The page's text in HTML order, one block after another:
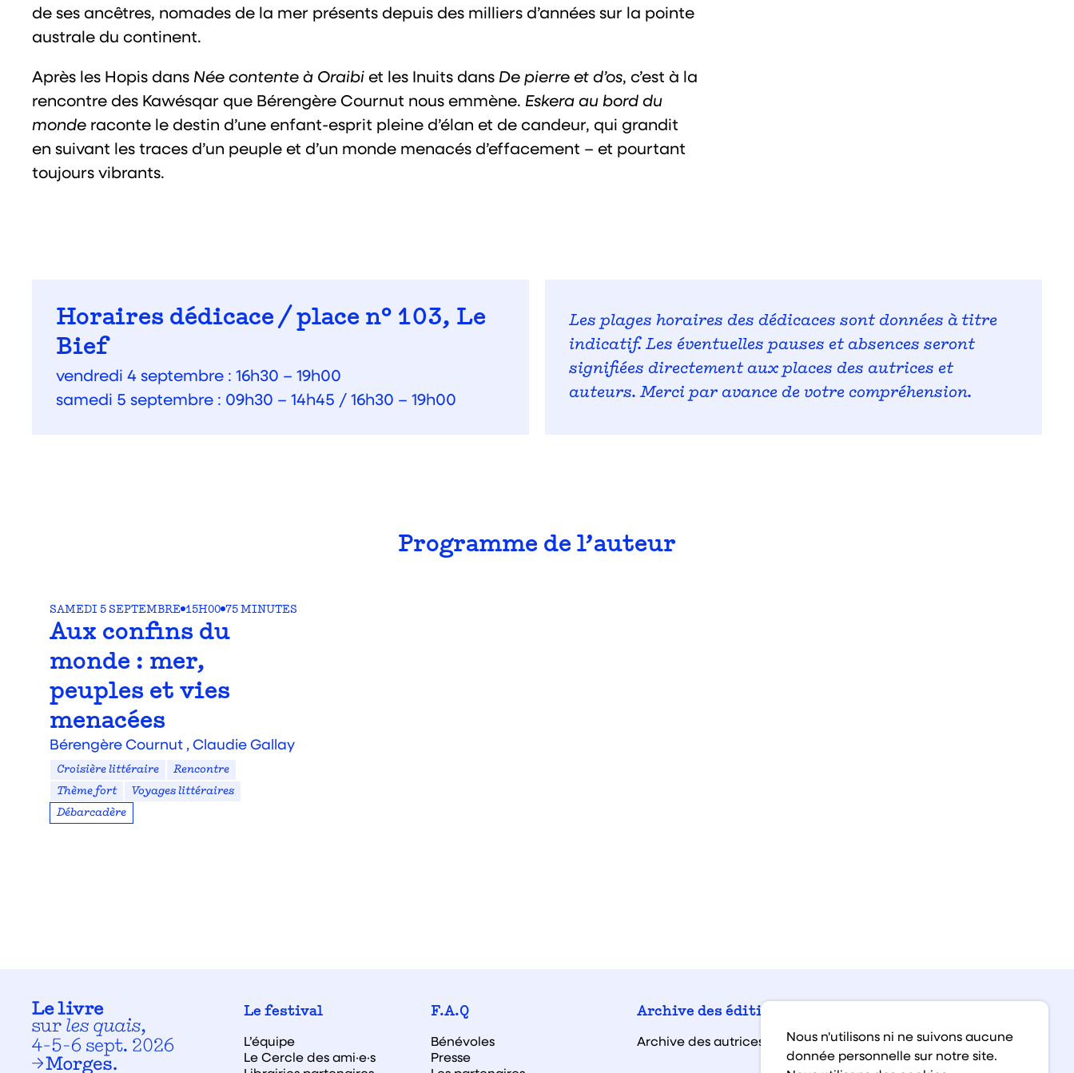
de ses ancêtres, nomades de la mer présents depuis des milliers d’années sur la pointe
australe du continent.
Après les Hopis dans Née contente à Oraibiet les Inuits dans De pierre et d’os, c’est à la
rencontre des Kawésqar que Bérengère Cournut nous emmène. Eskera au bord du
monde raconte le destin d’une enfant-esprit pleine d’élan et de candeur, qui grandit
en suivant les traces d’un peuple et d’un monde menacés d’effacement – et pourtant
toujours vibrants.
Horaires dédicace / place n° 103, Le
Bief
vendredi 4 septembre : 16h30 – 19h00
samedi 5 septembre : 09h30 – 14h45 / 16h30 – 19h00
Les plages horaires des dédicaces sont données à titre
indicatif. Les éventuelles pauses et absences seront
signifiées directement aux places des autrices et
auteurs. Merci par avance de votre compréhension.
Programme de l’auteur
SAMEDI 5 SEPTEMBRE 15H00 75 MINUTES
Aux confins du
monde : mer,
peuples et vies
menacées
Bérengère Cournut ,Claudie Gallay
Croisière littéraire
Rencontre
Thème fort
Voyages littéraires
Débarcadère
Le festival
L’équipe
Le Cercle des ami·e·s
F.A.Q
Bénévoles
Presse
Archive des éditions
Archive des autrices et auteurs
Facebook
Nous n'utilisons ni ne suivons aucune
donnée personnelle sur notre site.